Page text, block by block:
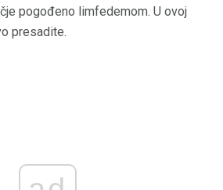
pogođeno limfedemom. U ovoj
presadite.